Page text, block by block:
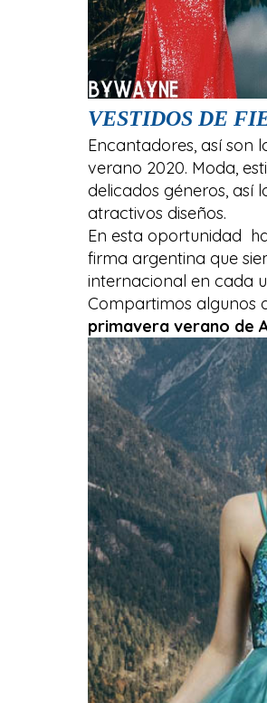
VESTIDOS DE
Encantadores, así son
verano 2020. Moda,
delicados géneros, así
atractivos diseños.
En esta oportunidad
firma argentina que
internacional en cada
Compartimos algunos
primavera verano de